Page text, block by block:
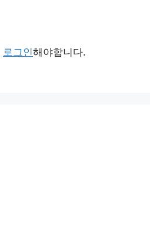
로그인해야합니다.